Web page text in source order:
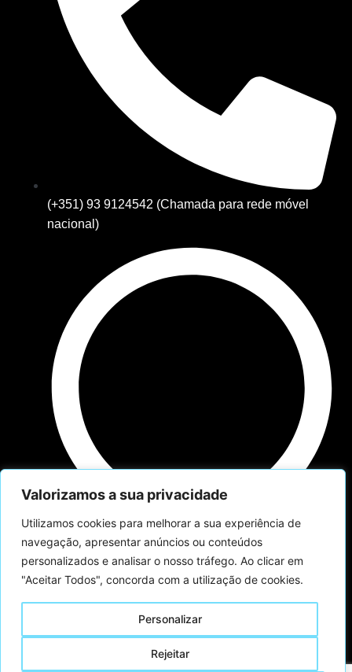
Valorizamos a sua privacidade
Utilizamos cookies para melhorar a sua experiência de
navegação, apresentar anúncios ou conteúdos
personalizados e analisar o nosso tráfego. Ao clicar em
"Aceitar Todos", concorda com a utilização de cookies.
Personalizar
Rejeitar
(+351) 93 9124542 (Chamada para rede móvel
nacional)
Política privacidade
Financiamento
Reclamações